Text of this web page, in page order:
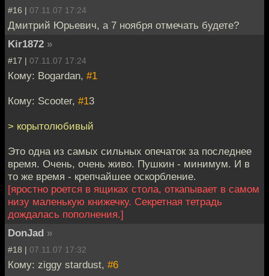
#16 | 07.11.07 17:24
Дмитрий Юрьевич, а 7 ноября отмечать будете?
Kir1872 »
#17 | 07.11.07 17:24
Кому: Bogardan, #1
Кому: Scooter, #13
> корытолюбивый
Это одна из самых сильных опечаток за последнее
время. Очень, очень живо. Пушкин - минимум. И в
то же время - крепчайшее оскорбление.
[яростно роется в ящиках стола, откапывает в самом
низу маленькую книжечку. Секретная тетрадь
дождалась пополнения.]
DonJad »
#18 | 07.11.07 17:32
Кому: ziggy stardust, #6